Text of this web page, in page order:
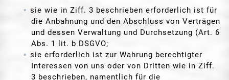
sie wie in Ziff. 3 beschrieben erforderlich ist für
die Anbahnung und den Abschluss von Verträgen
und dessen Verwaltung und Durchsetzung (Art. 6
Abs. 1 lit. b DSGVO;
sie erforderlich ist zur Wahrung berechtigter
Interessen von uns oder von Dritten wie in Ziff.
3 beschrieben, namentlich für die